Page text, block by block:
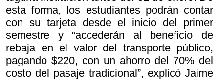
esta forma, los estudiantes podrán contar
con su tarjeta desde el inicio del primer
semestre y “accederán al beneficio de
rebaja en el valor del transporte público,
pagando $220, con un ahorro del 70% del
costo del pasaje tradicional”, explicó Jaime